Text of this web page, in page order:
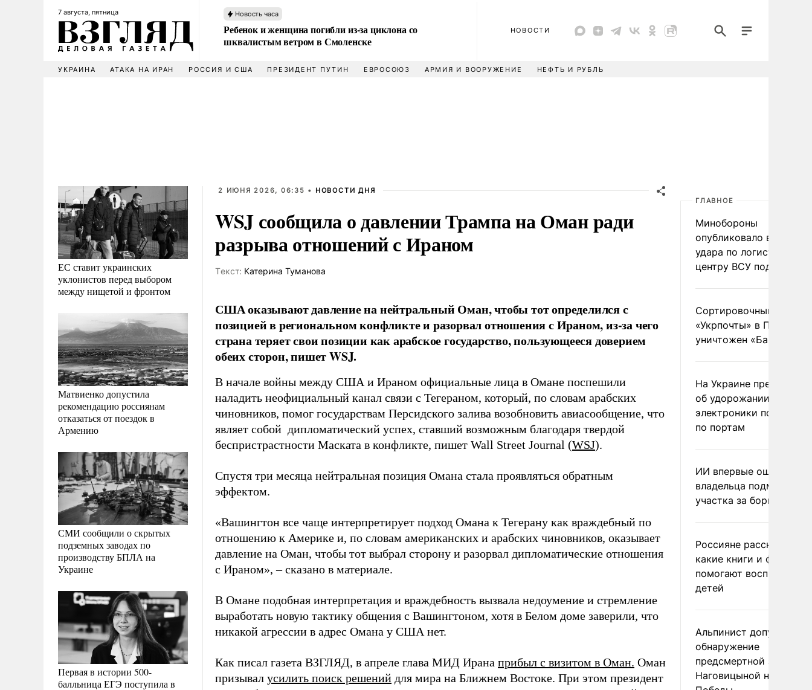
7 августа, пятница Новость часа
Ребенок и женщина погибли из-за циклона со
шквалистым ветром в Смоленске
НОВОСТИ
УКРАИНА АТАКА НА ИРАН РОССИЯ И США ПРЕЗИДЕНТ ПУТИН ЕВРОСОЮЗ АРМИЯ И ВООРУЖЕНИЕ НЕФТЬ И РУБЛЬ
ЕС ставит украинских
уклонистов перед выбором
между нищетой и фронтом
Матвиенко допустила
рекомендацию россиянам
отказаться от поездок в
Армению
СМИ сообщили о скрытых
подземных заводах по
производству БПЛА на
Украине
Первая в истории 500-
балльница ЕГЭ поступила в
2 ИЮНЯ 2026, 06:35 • НОВОСТИ ДНЯ
WSJ сообщила о давлении Трампа на Оман ради
разрыва отношений с Ираном
Tекст: Катерина Туманова
США оказывают давление на нейтральный Оман, чтобы тот определился с
позицией в региональном конфликте и разорвал отношения с Ираном, из-за чего
страна теряет свои позиции как арабское государство, пользующееся доверием
обеих сторон, пишет WSJ.
В начале войны между США и Ираном официальные лица в Омане поспешили
наладить неофициальный канал связи с Тегераном, который, по словам арабских
чиновников, помог государствам Персидского залива возобновить авиасообщение, что
являет собой дипломатический успех, ставший возможным благодаря твердой
беспристрастности Маската в конфликте, пишет Wall Street Journal (WSJ).
Спустя три месяца нейтральная позиция Омана стала проявляться обратным
эффектом.
«Вашингтон все чаще интерпретирует подход Омана к Тегерану как враждебный по
отношению к Америке и, по словам американских и арабских чиновников, оказывает
давление на Оман, чтобы тот выбрал сторону и разорвал дипломатические отношения
с Ираном», – сказано в материале.
В Омане подобная интерпретация и враждебность вызвала недоумение и стремление
выработать новую тактику общения с Вашингтоном, хотя в Белом доме заверили, что
никакой агрессии в адрес Омана у США нет.
Как писал газета ВЗГЛЯД, в апреле глава МИД Ирана прибыл с визитом в Оман. Оман
призывал усилить поиск решений для мира на Ближнем Востоке. При этом президент
ГЛАВНОЕ
Минобороны
опубликовало видео
удара по
центру ВСУ под Киевом
Сортировочный пункт
«Укрпочты» в
уничтожен
На Украине
об удорожании
электроники после
по портам
ИИ впервые
владельца
участка за борщевик
Россияне рассказали,
какие книги и фильмы
помогают воспитывать
детей
Альпинист допустил
обнаружение
предсмертной записки
Наговицыной на пике